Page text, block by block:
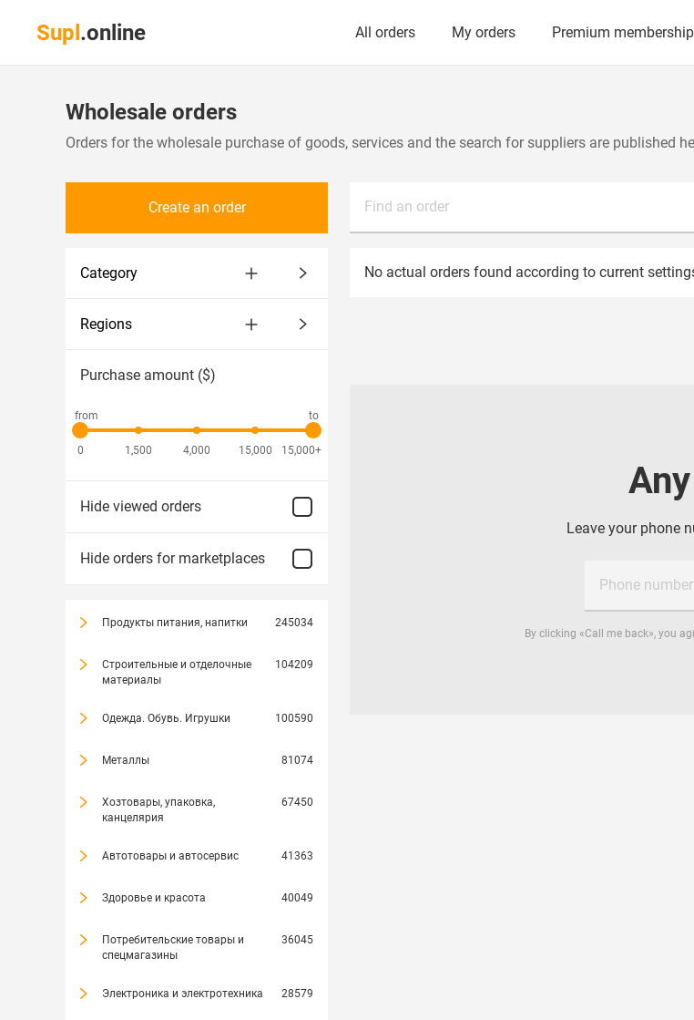
Supl.online All orders My orders Premium membership
Wholesale orders
Orders for the wholesale purchase of goods, services and the search for suppliers are published
Find an order
Create an order
Category
Regions
Purchase amount ($)
from to
0 1,500 4,000 15,000 15,000+
Hide viewed orders
Hide orders for marketplaces
Продукты питания, напитки 245034
Строительные и отделочные
материалы
104209
Одежда. Обувь. Игрушки 100590
Металлы 81074
Хозтовары, упаковка,
канцелярия
67450
Автотовары и автосервис 41363
Здоровье и красота 40049
Потребительские товары и
спецмагазины
36045
Электроника и электротехника 28579
No actual orders found according to current
Leave your phone
Phone number
By clicking «Call me back», you